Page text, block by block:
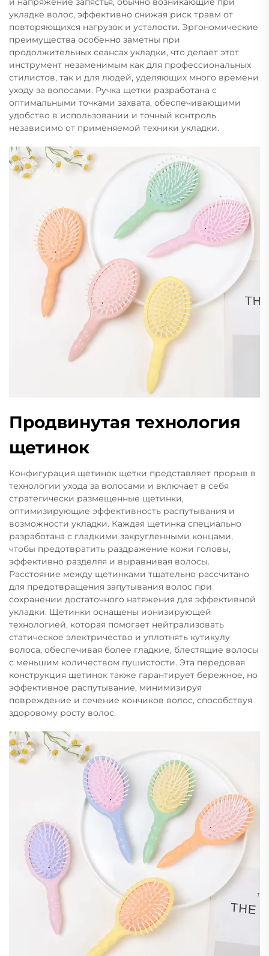
укладке волос, эффективно снижая риск травм от
повторяющихся нагрузок и усталости. Эргономические
преимущества особенно заметны при
продолжительных сеансах укладки, что делает этот
инструмент незаменимым как для профессиональных
стилистов, так и для людей, уделяющих много времени
уходу за волосами. Ручка щетки разработана с
оптимальными точками захвата, обеспечивающими
удобство в использовании и точный контроль
независимо от применяемой техники укладки.
Продвинутая технология
щетинок
Конфигурация щетинок щетки представляет прорыв в
технологии ухода за волосами и включает в себя
стратегически размещенные щетинки,
оптимизирующие эффективность распутывания и
возможности укладки. Каждая щетинка специально
разработана с гладкими закругленными концами,
чтобы предотвратить раздражение кожи головы,
эффективно разделяя и выравнивая волосы.
Расстояние между щетинками тщательно рассчитано
для предотвращения запутывания волос при
сохранении достаточного натяжения для эффективной
укладки. Щетинки оснащены ионизирующей
технологией, которая помогает нейтрализовать
статическое электричество и уплотнять кутикулу
волоса, обеспечивая более гладкие, блестящие волосы
с меньшим количеством пушистости. Эта передовая
конструкция щетинок также гарантирует бережное, но
эффективное распутывание, минимизируя
повреждение и сечение кончиков волос, способствуя
здоровому росту волос.